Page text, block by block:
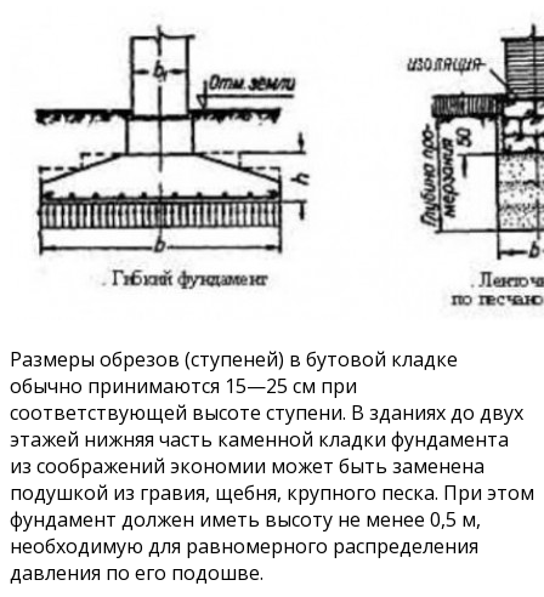
Размеры обрезов (ступеней) в бутовой кладке
обычно принимаются 15—25 см при
соответствующей высоте ступени. В зданиях до двух
этажей нижняя часть каменной кладки фундамента
из соображений экономии может быть заменена
подушкой из гравия, щебня, крупного песка. При этом
фундамент должен иметь высоту не менее 0,5 м,
необходимую для равномерного распределения
давления по его подошве.